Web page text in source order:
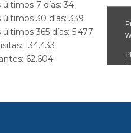
últimos 7 días: 34
últimos 30 días: 339
últimos 365 días: 5.477
134.433
62.604